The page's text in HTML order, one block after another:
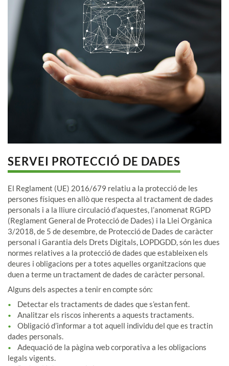
SERVEI PROTECCIÓ DE DADES
El Reglament (UE) 2016/679 relatiu a la protecció de les
persones físiques en allò que respecta al tractament de dades
personals i a la lliure circulació d’aquestes, l’anomenat RGPD
(Reglament General de Protecció de Dades) i la Llei Orgànica
3/2018, de 5 de desembre, de Protecció de Dades de caràcter
personal i Garantia dels Drets Digitals, LOPDGDD, són les dues
normes relatives a la protecció de dades que estableixen els
deures i obligacions per a totes aquelles organitzacions que
duen a terme un tractament de dades de caràcter personal.
Alguns dels aspectes a tenir en compte són:
Detectar els tractaments de dades que s’estan fent.
Analitzar els riscos inherents a aquests tractaments.
Obligació d’informar a tot aquell individu del que es tractin
dades personals.
Adequació de la pàgina web corporativa a les obligacions
legals vigents.